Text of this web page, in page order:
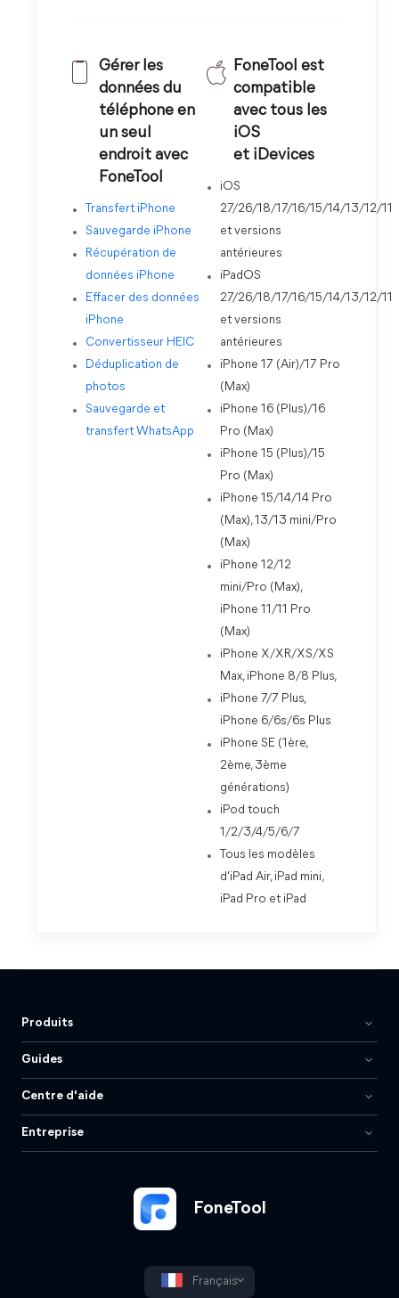
Gérer les
données du
téléphone en
un seul
endroit avec
FoneTool
Transfert iPhone
Sauvegarde iPhone
Récupération de
données iPhone
Effacer des données
iPhone
Convertisseur HEIC
Déduplication de
photos
Sauvegarde et
transfert WhatsApp
FoneTool est
compatible
avec tous les
iOS
et iDevices
iOS
27/26/18/17/16/15/14/13/12/11
et versions
antérieures
iPadOS
27/26/18/17/16/15/14/13/12/11
et versions
antérieures
iPhone 17 (Air)/17 Pro
(Max)
iPhone 16 (Plus)/16
Pro (Max)
iPhone 15 (Plus)/15
Pro (Max)
iPhone 15/14/14 Pro
(Max), 13/13 mini/Pro
(Max)
iPhone 12/12
mini/Pro (Max),
iPhone 11/11 Pro
(Max)
iPhone X/XR/XS/XS
Max, iPhone 8/8 Plus,
iPhone 7/7 Plus,
iPhone 6/6s/6s Plus
iPhone SE (1ère,
2ème, 3ème
générations)
iPod touch
1/2/3/4/5/6/7
Tous les modèles
d'iPad Air, iPad mini,
iPad Pro et iPad
FoneTool
Français
Produits
Guides
Centre d'aide
Entreprise